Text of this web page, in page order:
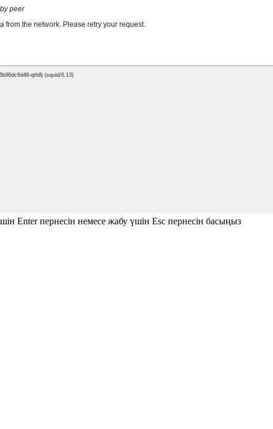
Enter пернесін немесе жабу үшін Esc пернесін басыңыз